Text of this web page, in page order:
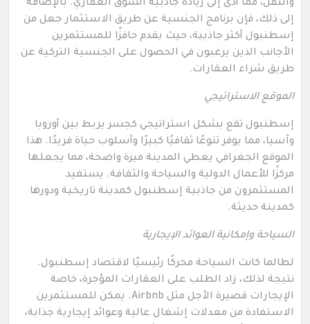
والنقل، مما أدى إلى زيادة جاذبية السوق العقاري. بالإضافة
إلى ذلك، فإن برنامج الجنسية عن طريق الاستثمار جعل من
إسطنبول أكثر جاذبية، حيث يقدم حافزًا للمستثمرين
الأجانب الذين يرغبون في الحصول على الجنسية التركية عن
طريق شراء العقارات.
الموقع الاستراتيجي
إسطنبول تقع بشكل استراتيجي كجسر يربط بين أوروبا
وآسيا، مما يوفر تنوعًا ثقافيًا كبيرًا وأسلوب حياة فريدًا. هذا
الموقع الجغرافي يعطي المدينة ميزة واضحة، مما يجعلها
مركزًا للأعمال الدولية والسياحة والثقافة. يستفيد
المستثمرون من جاذبية إسطنبول كمدينة تاريخية ودورها
كمدينة حديثة.
السياحة وإمكانية العوائد الإيجارية
لطالما كانت السياحة محركًا رئيسيًا لاقتصاد إسطنبول.
نتيجة لذلك، زاد الطلب على العقارات المؤجرة، خاصة
الإيجارات قصيرة الأجل مثل Airbnb. يمكن للمستثمرين
الاستفادة من معدلات إشغال عالية وعوائد إيجارية جذابة،